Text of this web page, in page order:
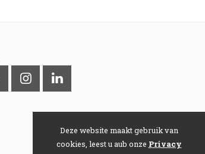
Deze website maakt gebruik van
cookies, leest u aub onze Privacy